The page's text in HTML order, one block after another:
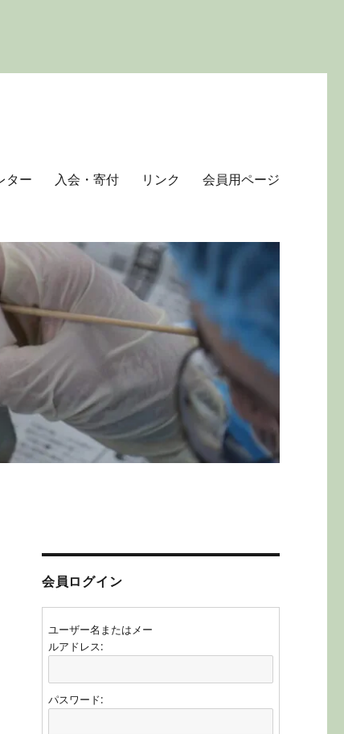
ター 入会・寄付 リンク 会員用ページ
会員ログイン
ユーザー名またはメー
ルアドレス:
パスワード: